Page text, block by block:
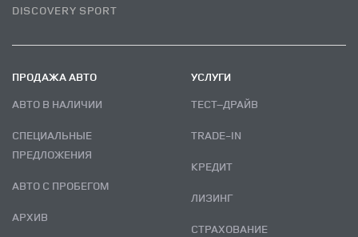
DISCOVERY SPORT
ПРОДАЖА АВТО
АВТО В НАЛИЧИИ
СПЕЦИАЛЬНЫЕ
ПРЕДЛОЖЕНИЯ
АВТО С ПРОБЕГОМ
АРХИВ
УСЛУГИ
ТЕСТ–ДРАЙВ
TRADE-IN
КРЕДИТ
ЛИЗИНГ
СТРАХОВАНИЕ